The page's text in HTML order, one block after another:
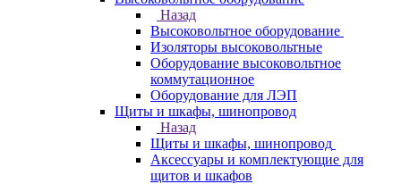
Назад
Высоковольтное оборудование
Изоляторы высоковольтные
Оборудование высоковольтное
коммутационное
Оборудование для ЛЭП
Щиты и шкафы, шинопровод
Назад
Щиты и шкафы, шинопровод
Аксессуары и комплектующие для
щитов и шкафов